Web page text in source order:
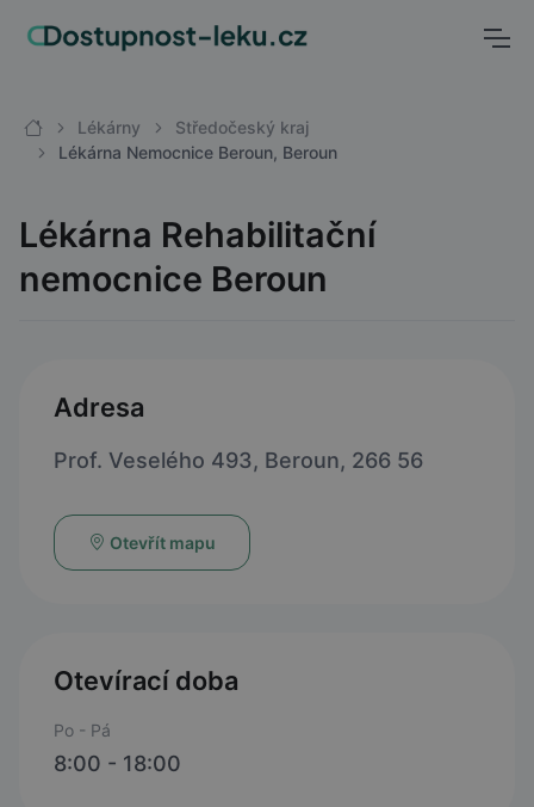
Lékárny
Středočeský kraj
Lékárna Nemocnice Beroun, Beroun
Lékárna Rehabilitační
nemocnice Beroun
Adresa
Prof. Veselého 493, Beroun, 266 56
Otevřít mapu
Otevírací doba
Po - Pá
8:00 - 18:00